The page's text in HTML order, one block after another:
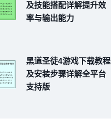
及技能搭配详解提升效
率与输出能力
黑道圣徒4游戏下载教程
及安装步骤详解全平台
支持版